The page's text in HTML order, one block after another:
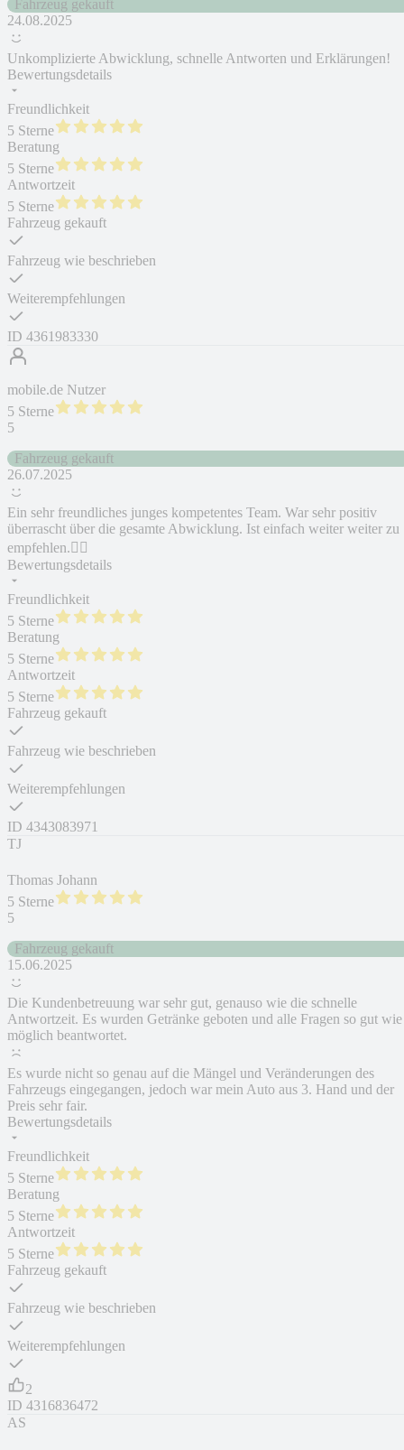
Fahrzeug gekauft
24.08.2025
Unkomplizierte Abwicklung, schnelle Antworten und Erklärungen!
Bewertungsdetails
Freundlichkeit
5 Sterne
Beratung
5 Sterne
Antwortzeit
5 Sterne
Fahrzeug gekauft
Fahrzeug wie beschrieben
Weiterempfehlungen
ID 4361983330
mobile.de Nutzer
5 Sterne
5
Fahrzeug gekauft
26.07.2025
Ein sehr freundliches junges kompetentes Team. War sehr positiv
überrascht über die gesamte Abwicklung. Ist einfach weiter weiter zu
empfehlen.👍🏻
Bewertungsdetails
Freundlichkeit
5 Sterne
Beratung
5 Sterne
Antwortzeit
5 Sterne
Fahrzeug gekauft
Fahrzeug wie beschrieben
Weiterempfehlungen
ID 4343083971
TJ
Thomas Johann
5 Sterne
5
Fahrzeug gekauft
15.06.2025
Die Kundenbetreuung war sehr gut, genauso wie die schnelle
Antwortzeit. Es wurden Getränke geboten und alle Fragen so gut wie
möglich beantwortet.
Es wurde nicht so genau auf die Mängel und Veränderungen des
Fahrzeugs eingegangen, jedoch war mein Auto aus 3. Hand und der
Preis sehr fair.
Bewertungsdetails
Freundlichkeit
5 Sterne
Beratung
5 Sterne
Antwortzeit
5 Sterne
Fahrzeug gekauft
Fahrzeug wie beschrieben
Weiterempfehlungen
2
ID 4316836472
AS